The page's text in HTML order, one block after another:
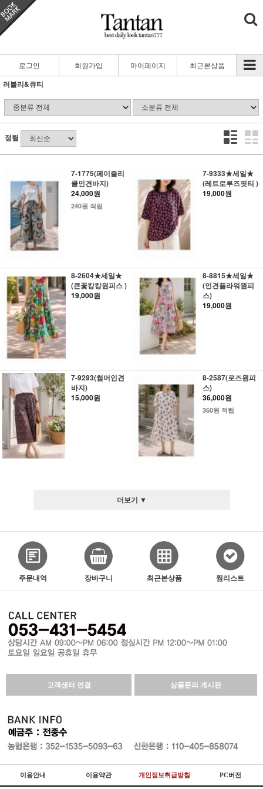
로그인 회원가입 마이페이지 최근본상품
러블리&큐티
정렬
7-1775(페이즐리
쿨인견바지)
24,000원
240원 적립
7-9333★세일★
(레트로루즈핏티 )
19,000원
8-2604★세일★
(큰꽃캉캉원피스 )
19,000원
8-8815★세일★
(인견플라워원피
스)
19,000원
7-9293(썸머인견
바지)
15,000원
8-2587(로즈원피
스)
36,000원
360원 적립
더보기 ▼
주문내역 장바구니 최근본상품 찜리스트
고객센터 연결 상품문의 게시판
이용안내 이용약관 개인정보취급방침 PC버전